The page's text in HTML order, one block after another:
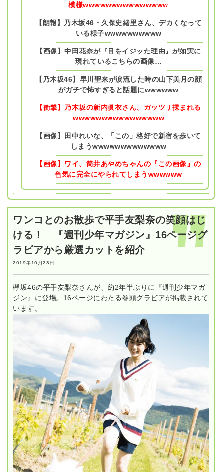
模様wwwwwwwwwwwwwww
【朗報】乃木坂46・久保史緒里さん、デカくなって
いる様子wwwwwwwwww
【画像】中田花奈が『目をイジッた理由』が如実に
現れているこちらの画像…
【乃木坂46】早川聖来が涙流した時の山下美月の顔
がガチで怖すぎると話題にwwwwww
【衝撃】乃木坂の新内眞衣さん、ガッツリ揉まれる
wwwwwwwwwwwwwwww
【画像】田中れいな、「この」格好で新宿を歩いて
しまうwwwwwwwwwwwww
【画像】ワイ、筒井あやめちゃんの『この画像』の
色気に完全にやられてしまうwwwwww
ワンコとのお散歩で平手友梨奈の笑顔はじ
ける！ 『週刊少年マガジン』16ページグ
ラビアから厳選カットを紹介
2019年10月23日
欅坂46の平手友梨奈さんが、約2年半ぶりに『週刊少年マガ
ジン』に登場。16ページにわたる巻頭グラビアが掲載されて
います。